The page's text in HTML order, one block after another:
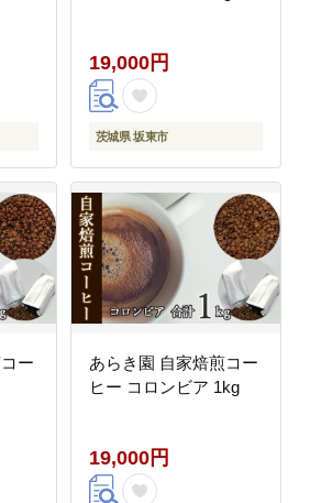
19,000円
茨城県 坂東市
ー
あらき園 自家焙煎コー
ヒー コロンビア 1kg
19,000円